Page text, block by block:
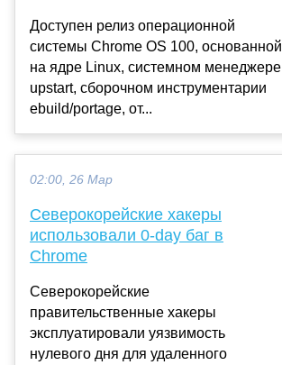
Доступен релиз операционной
системы Chrome OS 100, основанной
на ядре Linux, системном менеджере
upstart, сборочном инструментарии
ebuild/portage, от...
02:00, 26 Мар
Северокорейские хакеры
использовали 0-day баг в
Chrome
Северокорейские
правительственные хакеры
эксплуатировали уязвимость
нулевого дня для удаленного